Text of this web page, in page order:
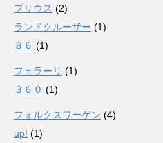
プリウス (2)
ランドクルーザー (1)
８６ (1)
フェラーリ (1)
３６０ (1)
フォルクスワーゲン (4)
up! (1)